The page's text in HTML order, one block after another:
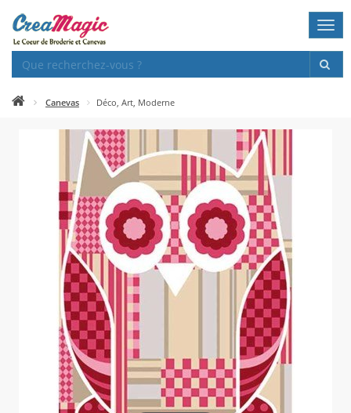
Canevas Déco, Art, Moderne